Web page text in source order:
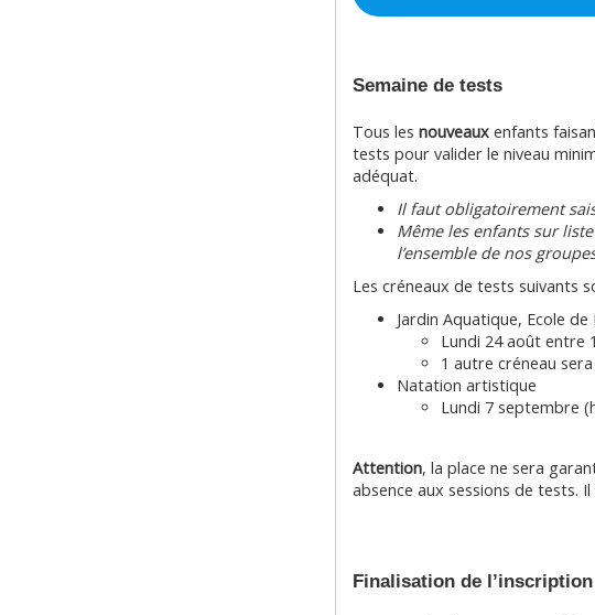
Semaine de tests
Tous les nouveaux enfants
tests pour valider le niveau
adéquat.
Il faut obligatoirement
Même les enfants sur
l’ensemble de nos
Les créneaux de tests suivants
Jardin Aquatique, Ecole
Lundi 24 août entre
1 autre créneau
Natation artistique
Lundi 7 septembre
Attention, la place ne sera
absence aux sessions de tests.
Finalisation de l’inscription